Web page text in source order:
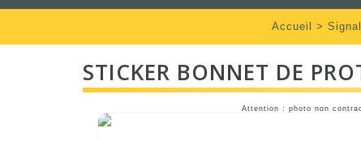
Accueil >
STICKER BONNET DE
Attention : photo non